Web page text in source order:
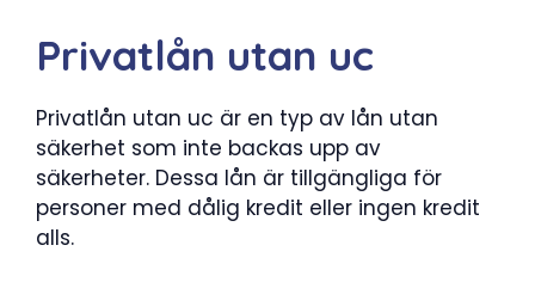
Privatlån utan uc
Privatlån utan uc är en typ av lån utan
säkerhet som inte backas upp av
säkerheter. Dessa lån är tillgängliga för
personer med dålig kredit eller ingen kredit
alls.